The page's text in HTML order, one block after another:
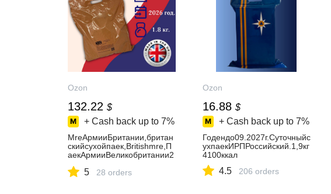
Ozon
132.22 $
+ Cash back up to 7%
MreАрмииБритании,британ
скийсухойпаек,Britishmre,П
аекАрмииВеликобритании2
5 28 orders
Ozon
16.88 $
+ Cash back up to 7%
Годендо09.2027г.Суточныйс
ухпаекИРПРоссийский.1,9кг
4100ккал
4.5 206 orders